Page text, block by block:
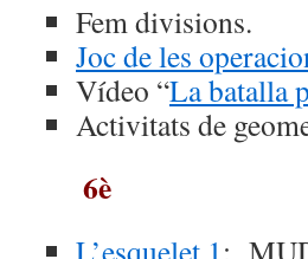
Fem divisions.
Joc de les
Vídeo “La batalla
Activitats de
6è
L’esquelet 1: